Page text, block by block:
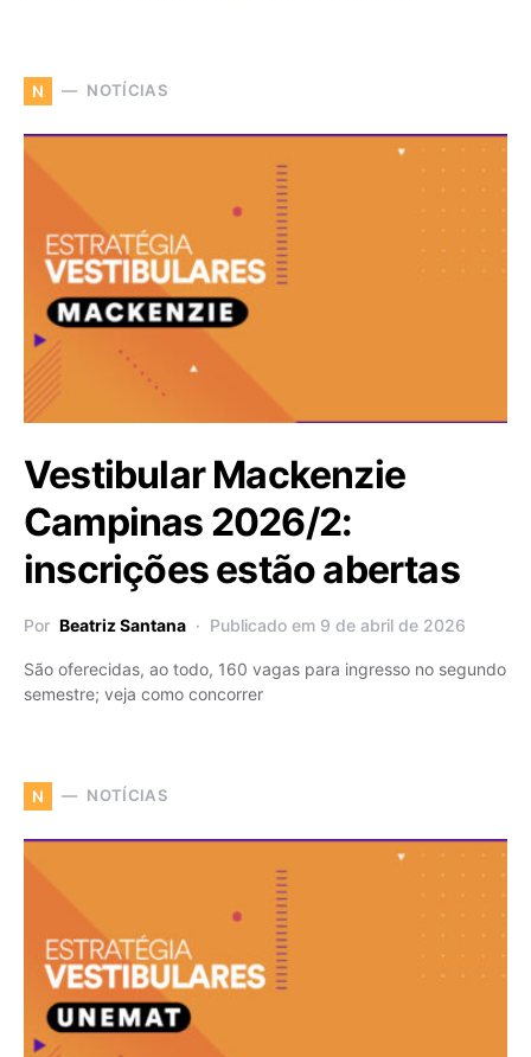
N NOTÍCIAS
Vestibular Mackenzie
Campinas 2026/2:
inscrições estão abertas
Por Beatriz Santana Publicado em 9 de abril de 2026
São oferecidas, ao todo, 160 vagas para ingresso no segundo
semestre; veja como concorrer
N NOTÍCIAS